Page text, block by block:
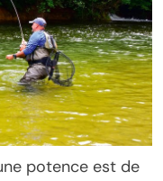
potence est de